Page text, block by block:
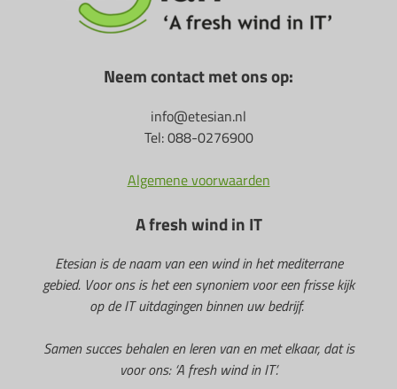
Neem contact met ons op:
info@etesian.nl
Tel: 088-0276900
Algemene voorwaarden
A fresh wind in IT
Etesian is de naam van een wind in het mediterrane
gebied. Voor ons is het een synoniem voor een frisse kijk
op de IT uitdagingen binnen uw bedrijf.
Samen succes behalen en leren van en met elkaar, dat is
voor ons: ‘A fresh wind in IT’.